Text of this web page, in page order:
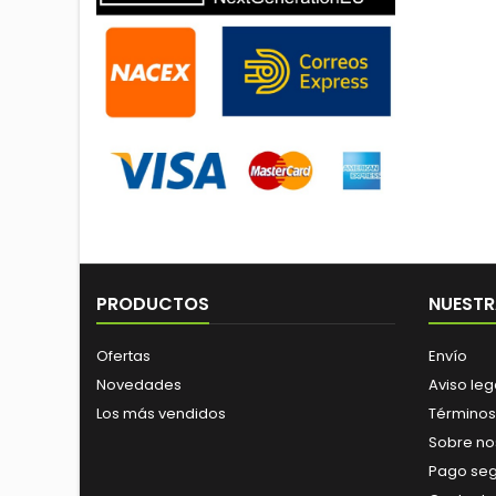
PRODUCTOS
Ofertas
Novedades
Los más vendidos
Envío
Aviso
Sobre
Pago